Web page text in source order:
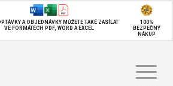
A OBJEDNÁVKY MŮŽETE TAKÉ ZASÍLAT
VE FORMÁTECH PDF, WORD A EXCEL
100%
BEZPEČNÝ
NÁKUP